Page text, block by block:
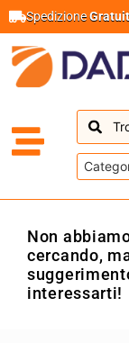
Spedizione
Non
cercando,
interessarti!